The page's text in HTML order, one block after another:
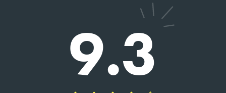
9.3
ons huis en de taxatie van een andere. Alles
verliep vlot en hij is erg betrokken.
Hij is een hele aardige man en heeft veel kennis.
2026-05-14